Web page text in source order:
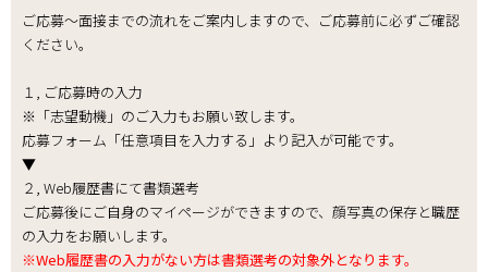
ご応募～面接までの流れをご案内しますので、ご応募前に必ずご確認
ください。
１, ご応募時の入力
※「志望動機」のご入力もお願い致します。
応募フォーム「任意項目を入力する」より記入が可能です。
▼
２, Web履歴書にて書類選考
ご応募後にご自身のマイページができますので、顔写真の保存と職歴
の入力をお願いします。
※Web履歴書の入力がない方は書類選考の対象外となります。